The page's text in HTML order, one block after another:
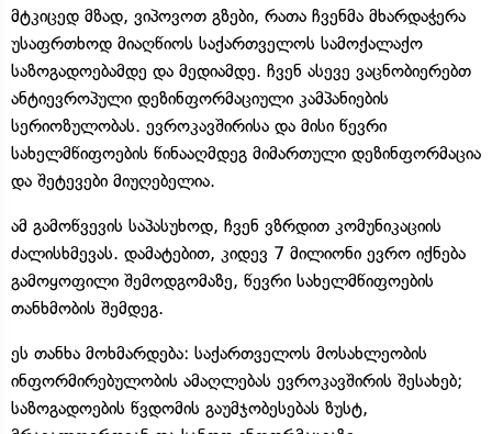
მტკიცედ მზად, ვიპოვოთ გზები, რათა ჩვენმა მხარდაჭერა
უსაფრთხოდ მიაღწიოს საქართველოს სამოქალაქო
საზოგადოებამდე და მედიამდე. ჩვენ ასევე ვაცნობიერებთ
ანტიევროპული დეზინფორმაციული კამპანიების
სერიოზულობას. ევროკავშირისა და მისი წევრი
სახელმწიფოების წინააღმდეგ მიმართული დეზინფორმაცია
და შეტევები მიუღებელია.
ამ გამოწვევის საპასუხოდ, ჩვენ ვზრდით კომუნიკაციის
ძალისხმევას. დამატებით, კიდევ 7 მილიონი ევრო იქნება
გამოყოფილი შემოდგომაზე, წევრი სახელმწიფოების
თანხმობის შემდეგ.
ეს თანხა მოხმარდება: საქართველოს მოსახლეობის
ინფორმირებულობის ამაღლებას ევროკავშირის შესახებ;
საზოგადოების წვდომის გაუმჯობესებას ზუსტ,